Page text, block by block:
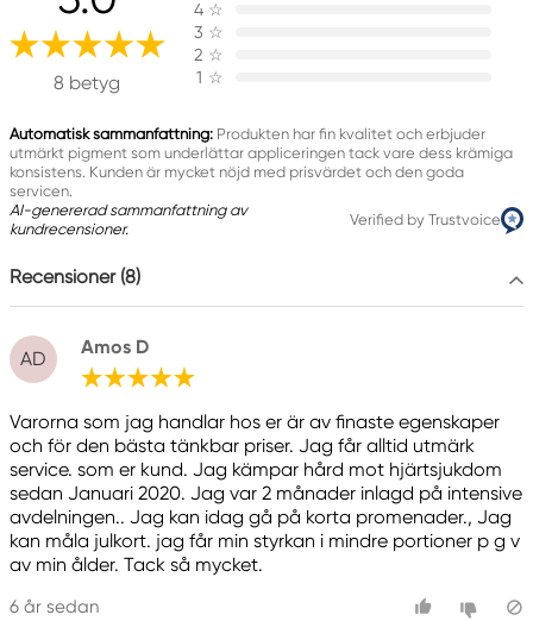
benzisotiazol-3(2H)-on (biocid). Kan orsaka en
allergisk reaktion.
Amsterdam
Royal Talens Netherlands
Sophialaan 46
7311 PD Apeldoorn, Netherlands
+31 (0)55 527 4700
8 betyg
4 ☆
3 ☆
2 ☆
1 ☆
Automatisk sammanfattning: Produkten har fin kvalitet och erbjuder
utmärkt pigment som underlättar appliceringen tack vare dess krämiga
konsistens. Kunden är mycket nöjd med prisvärdet och den goda
servicen.
AI-genererad sammanfattning av
kundrecensioner.
Verified by Trustvoice
Recensioner (8)
AD
Amos D
Varorna som jag handlar hos er är av finaste egenskaper
och för den bästa tänkbar priser. Jag får alltid utmärk
service. som er kund. Jag kämpar hård mot hjärtsjukdom
sedan Januari 2020. Jag var 2 månader inlagd på intensive
avdelningen.. Jag kan idag gå på korta promenader., Jag
kan måla julkort. jag får min styrkan i mindre portioner p g v
av min ålder. Tack så mycket.
6 år sedan